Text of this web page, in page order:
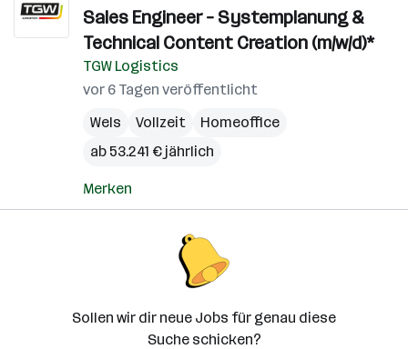
Sales Engineer – Systemplanung &
Technical Content Creation (m/w/d)*
TGW Logistics
vor 6 Tagen veröffentlicht
Wels
Vollzeit
Homeoffice
ab 53.241 € jährlich
Merken
Sollen wir dir neue Jobs für genau diese
Suche schicken?